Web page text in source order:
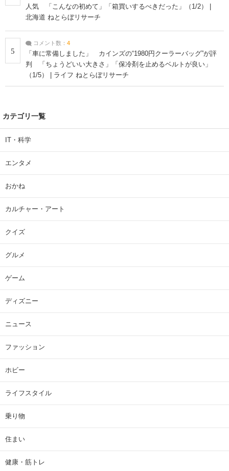
人気 「こんなの初めて」「箱買いするべきだった」（1/2） |
北海道 ねとらぼリサーチ
5
コメント数： 4
「車に常備しました」 カインズの“1980円クーラーバッグ”が評
判 「ちょうどいい大きさ」「保冷剤を止めるベルトが良い」
（1/5） | ライフ ねとらぼリサーチ
カテゴリ一覧
IT・科学
エンタメ
おかね
カルチャー・アート
クイズ
グルメ
ゲーム
ディズニー
ニュース
ファッション
ホビー
ライフスタイル
乗り物
住まい
健康・筋トレ